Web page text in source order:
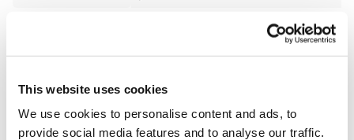
This website uses cookies
We use cookies to personalise content and ads, to
provide social media features and to analyse our traffic.
Recomendado para ti
Adhesivo en spray pre-vendaje
€11,95